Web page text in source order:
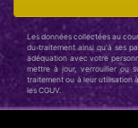
Les données collectées au
du traitement ainsi qu'à ses
adéquation avec votre
mettre à jour, verrouiller ou
traitement ou à leur utilisation
les CGUV.